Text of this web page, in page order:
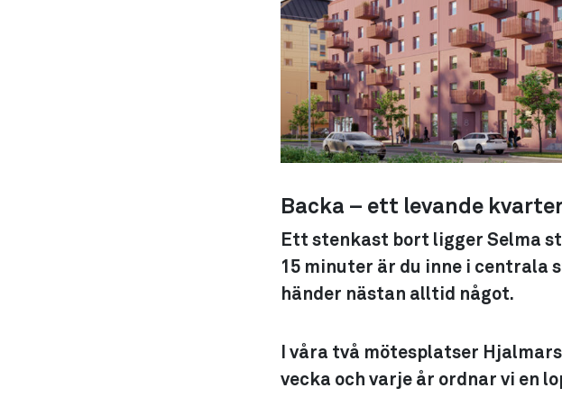
Backa – ett levande
Ett stenkast bort ligger Selma
15 minuter är du inne i centrala
händer nästan alltid något.
I våra två mötesplatser
vecka och varje år ordnar vi en